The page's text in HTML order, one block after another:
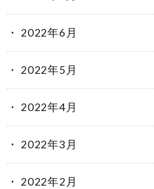
2022年6月
2022年5月
2022年4月
2022年3月
2022年2月